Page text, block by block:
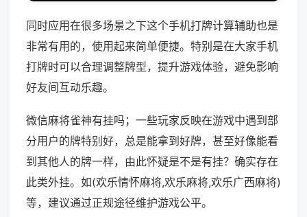
同时应用在很多场景之下这个手机打牌计算辅助也是
非常有用的，使用起来简单便捷。特别是在大家手机
打牌时可以合理调整牌型，提升游戏体验，避免影响
好友间互动乐趣。
微信麻将雀神有挂吗；一些玩家反映在游戏中遇到部
分用户的牌特别好，总是能拿到好牌，甚至好像能看
到其他人的牌一样，由此怀疑是不是有挂？确实存在
此类外挂。如(欢乐情怀麻将,欢乐麻将,欢乐广西麻将)
等，建议通过正规途径维护游戏公平。